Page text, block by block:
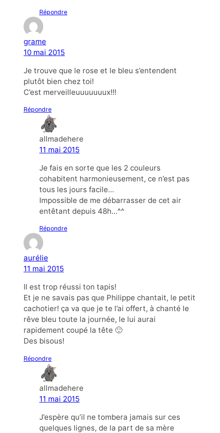
Répondre
grame
10 mai 2015
Je trouve que le rose et le bleu s’entendent
plutôt bien chez toi!
C’est merveilleuuuuuuux!!!
Répondre
allmadehere
11 mai 2015
Je fais en sorte que les 2 couleurs
cohabitent harmonieusement, ce n’est pas
tous les jours facile…
Impossible de me débarrasser de cet air
entêtant depuis 48h…^^
Répondre
aurélie
11 mai 2015
Il est trop réussi ton tapis!
Et je ne savais pas que Philippe chantait, le petit
cachotier! ça va que je te l’ai offert, à chanté le
rêve bleu toute la journée, le lui aurai
rapidement coupé la tête 🙂
Des bisous!
Répondre
allmadehere
11 mai 2015
J’espère qu’il ne tombera jamais sur ces
quelques lignes, de la part de sa mère